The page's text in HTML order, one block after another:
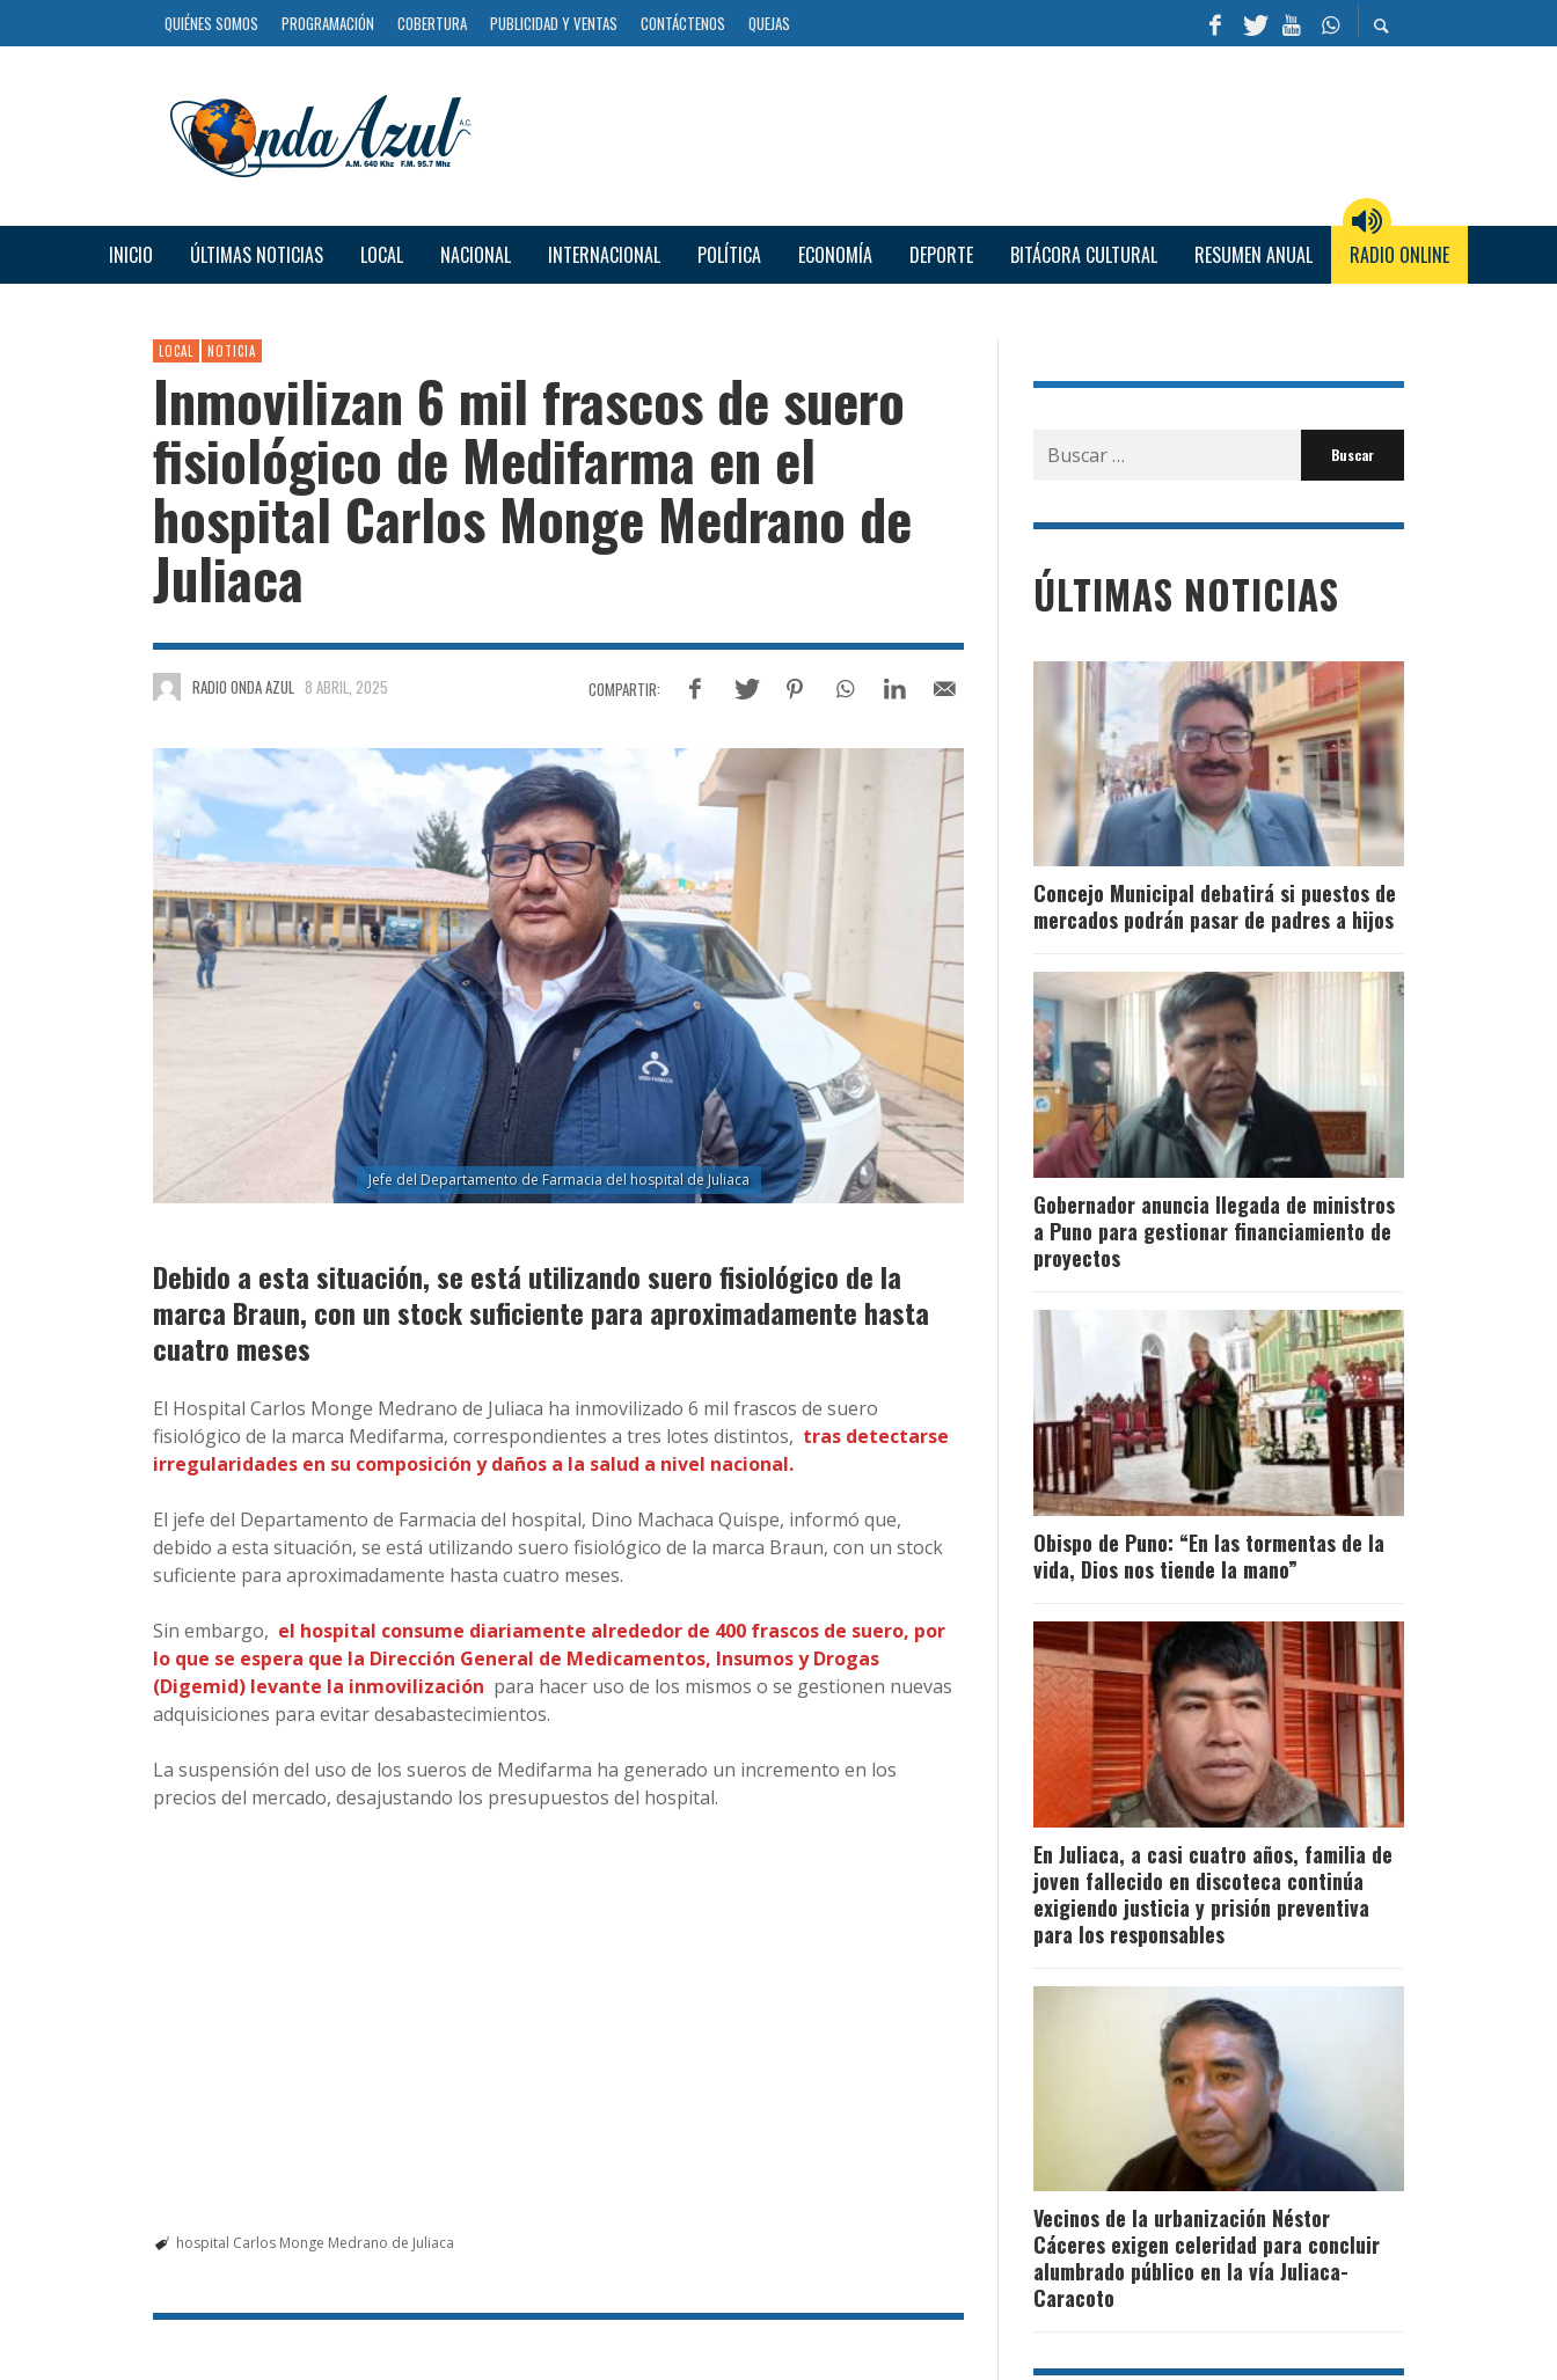
QUIÉNES SOMOS PROGRAMACIÓN COBERTURA PUBLICIDAD Y VENTAS CONTÁCTENOS QUEJAS
INICIO ÚLTIMAS NOTICIAS LOCAL NACIONAL INTERNACIONAL POLÍTICA ECONOMÍA DEPORTE BITÁCORA CULTURAL RESUMEN ANUAL RADIO ONLINE
LOCAL NOTICIA
Inmovilizan 6 mil frascos de suero
fisiológico de Medifarma en el
hospital Carlos Monge Medrano de
Juliaca
RADIO ONDA AZUL 8 ABRIL, 2025
Jefe del Departamento de Farmacia del hospital de Juliaca
Debido a esta situación, se está utilizando suero fisiológico de la
marca Braun, con un stock suficiente para aproximadamente hasta
cuatro meses
El Hospital Carlos Monge Medrano de Juliaca ha inmovilizado 6 mil frascos de suero
fisiológico de la marca Medifarma, correspondientes a tres lotes distintos, tras detectarse
irregularidades en su composición y daños a la salud a nivel nacional.
El jefe del Departamento de Farmacia del hospital, Dino Machaca Quispe, informó que,
debido a esta situación, se está utilizando suero fisiológico de la marca Braun, con un stock
suficiente para aproximadamente hasta cuatro meses.
Sin embargo, el hospital consume diariamente alrededor de 400 frascos de suero, por
lo que se espera que la Dirección General de Medicamentos, Insumos y Drogas
(Digemid) levante la inmovilización para hacer uso de los mismos o se gestionen nuevas
adquisiciones para evitar desabastecimientos.
La suspensión del uso de los sueros de Medifarma ha generado un incremento en los
precios del mercado, desajustando los presupuestos del hospital.
hospital Carlos Monge Medrano de Juliaca
Buscar
por:
ÚLTIMAS NOTICIAS
Concejo Municipal debatirá si puestos de
mercados podrán pasar de padres a hijos
Gobernador anuncia llegada de ministros
a Puno para gestionar financiamiento de
proyectos
Obispo de Puno: “En las tormentas de la
vida, Dios nos tiende la mano”
En Juliaca, a casi cuatro años, familia de
joven fallecido en discoteca continúa
exigiendo justicia y prisión preventiva
para los responsables
Vecinos de la urbanización Néstor
Cáceres exigen celeridad para concluir
alumbrado público en la vía Juliaca-
Caracoto